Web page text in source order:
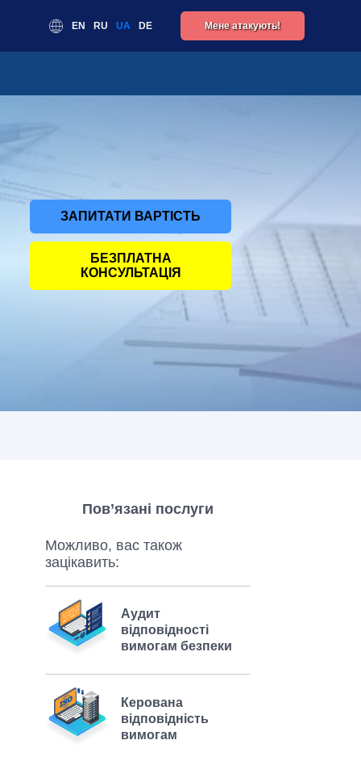
EN RU UA DE Мене атакують!
ЗАПИТАТИ ВАРТІСТЬ
БЕЗПЛАТНА
КОНСУЛЬТАЦІЯ
Пов’язані послуги
Можливо, вас також
зацікавить:
Аудит
відповідності
вимогам безпеки
Керована
відповідність
вимогам